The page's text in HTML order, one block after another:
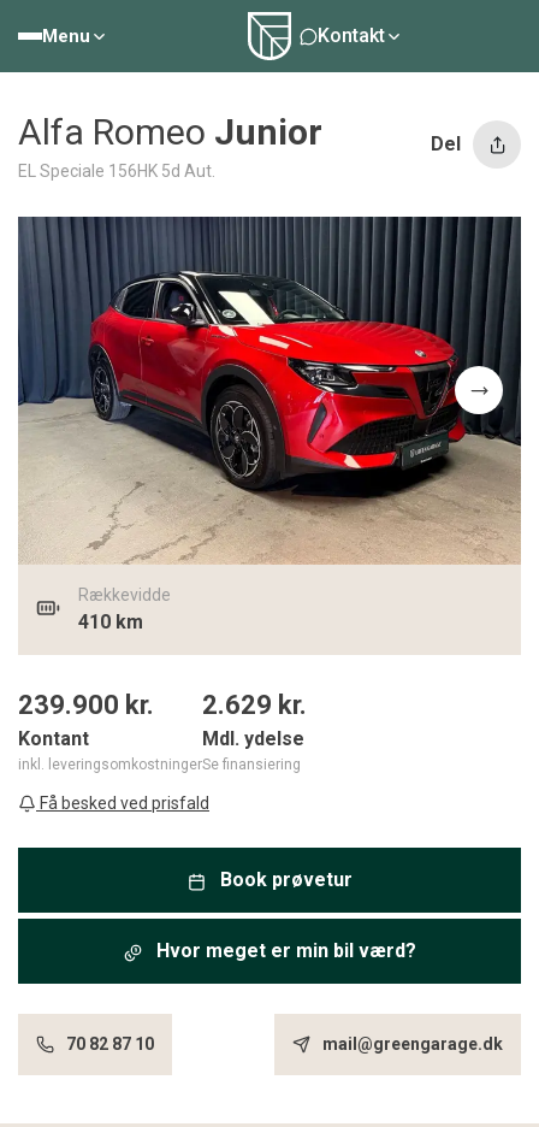
Menu Kontakt
Alfa Romeo Junior
EL Speciale 156HK 5d Aut.
Del
Rækkevidde
410 km
239.900 kr.
Kontant
inkl. leveringsomkostninger
2.629 kr.
Mdl. ydelse
Se finansiering
Få besked ved prisfald
Book prøvetur
Hvor meget er min bil værd?
70 82 87 10 mail@greengarage.dk